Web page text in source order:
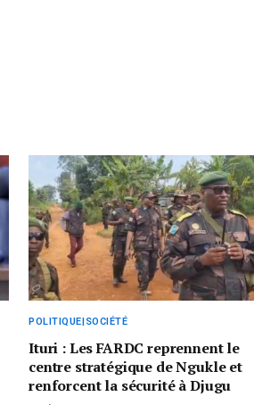
POLITIQUE|SOCIÉTÉ
Ituri : Les FARDC reprennent le
centre stratégique de Ngukle et
renforcent la sécurité à Djugu